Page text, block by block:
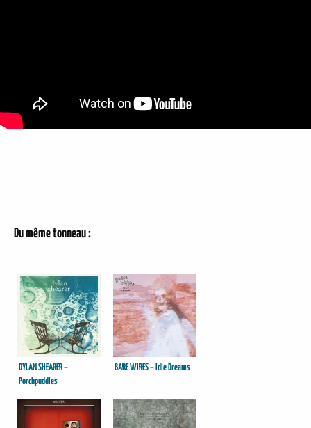
Du même tonneau :
DYLAN SHEARER –
Porchpuddles
BARE WIRES – Idle Dreams